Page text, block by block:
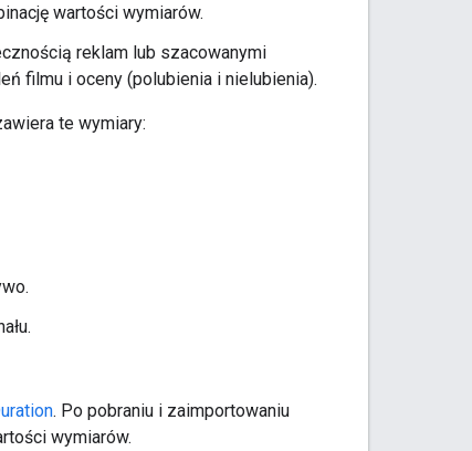
wartości wymiarów.
reklam lub szacowanymi
filmu i oceny (polubienia i nielubienia).
te wymiary:
. Po pobraniu i zaimportowaniu
wymiarów.